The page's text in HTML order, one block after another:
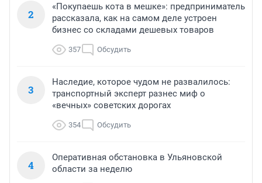
2
«Покупаешь кота в мешке»: предприниматель
рассказала, как на самом деле устроен
бизнес со складами дешевых товаров
357 Обсудить
3
Наследие, которое чудом не развалилось:
транспортный эксперт разнес миф о
«вечных» советских дорогах
354 Обсудить
4
Оперативная обстановка в Ульяновской
области за неделю